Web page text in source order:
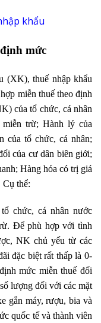
khẩu
mức
(XK), thuế nhập khẩu
miễn thuế theo định
của tổ chức, cá nhân
trừ; Hành lý của
của tổ chức, cá nhân;
của cư dân biên giới;
Hàng hóa có trị giá
Cụ thể:
chức, cá nhân nước
Để phù hợp với tình
NK chủ yếu từ các
đặc biệt rất thấp là 0-
mức miễn thuế đối
lượng đối với các mặt
gắn máy, rượu, bia và
quốc tế và thành viên